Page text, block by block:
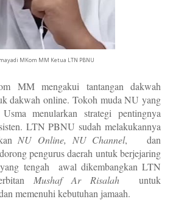
MKom MM Ketua LTN PBNU
MM mengakui tantangan dakwah
dakwah online. Tokoh muda NU yang
menularkan strategi pentingnya
LTN PBNU sudah melakukannya
NU Online, NU Channel,
dan
pengurus daerah untuk berjejaring
tengah awal dikembangkan LTN
Mushaf Ar Risalah untuk
memenuhi kebutuhan jamaah.